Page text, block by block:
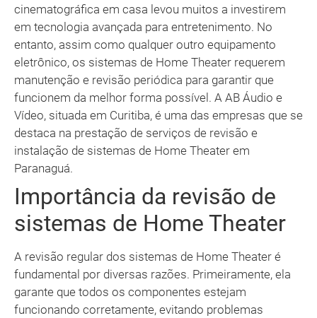
cinematográfica em casa levou muitos a investirem
em tecnologia avançada para entretenimento. No
entanto, assim como qualquer outro equipamento
eletrônico, os sistemas de Home Theater requerem
manutenção e revisão periódica para garantir que
funcionem da melhor forma possível. A AB Áudio e
Vídeo, situada em Curitiba, é uma das empresas que se
destaca na prestação de serviços de revisão e
instalação de sistemas de Home Theater em
Paranaguá.
Importância da revisão de
sistemas de Home Theater
A revisão regular dos sistemas de Home Theater é
fundamental por diversas razões. Primeiramente, ela
garante que todos os componentes estejam
funcionando corretamente, evitando problemas